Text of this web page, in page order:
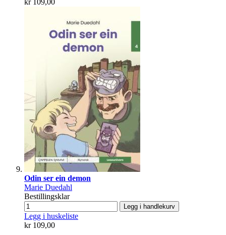
Odin ser ein demon
Marie Duedahl
Bestillingsklar
Legg i handlekurv
Legg i huskeliste
kr 109,00